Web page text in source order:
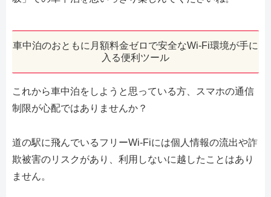
車中泊のおともに月額料金ゼロで安全なWi-Fi環境が手に
入る便利ツール
これから車中泊をしようと思っている方、スマホの通信
制限が心配ではありませんか？
道の駅に飛んでいるフリーWi-Fiには個人情報の流出や詐
欺被害のリスクがあり、利用しないに越したことはあり
ません。